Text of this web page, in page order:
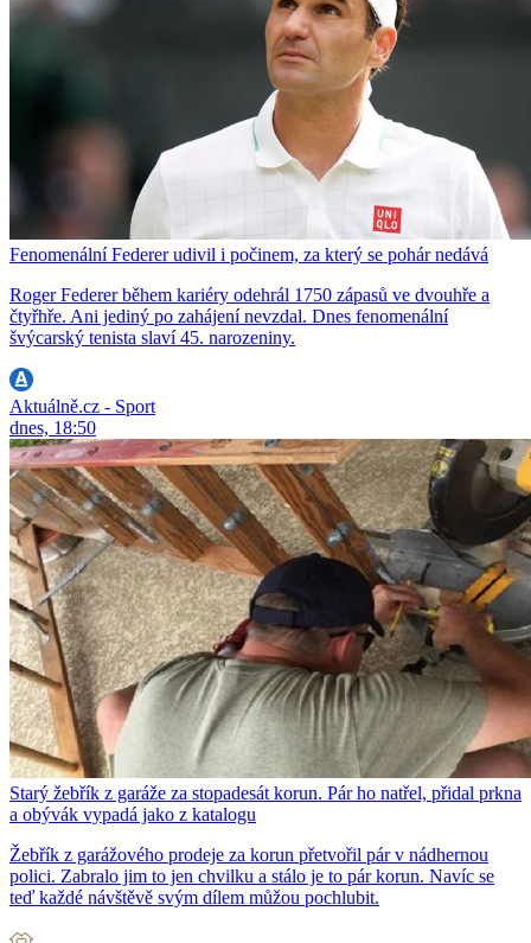
Fenomenální Federer udivil i počinem, za který se pohár nedává
Roger Federer během kariéry odehrál 1750 zápasů ve dvouhře a
čtyřhře. Ani jediný po zahájení nevzdal. Dnes fenomenální
švýcarský tenista slaví 45. narozeniny.
Aktuálně.cz - Sport
dnes, 18:50
Starý žebřík z garáže za stopadesát korun. Pár ho natřel, přidal prkna
a obývák vypadá jako z katalogu
Žebřík z garážového prodeje za korun přetvořil pár v nádhernou
polici. Zabralo jim to jen chvilku a stálo je to pár korun. Navíc se
teď každé návštěvě svým dílem můžou pochlubit.